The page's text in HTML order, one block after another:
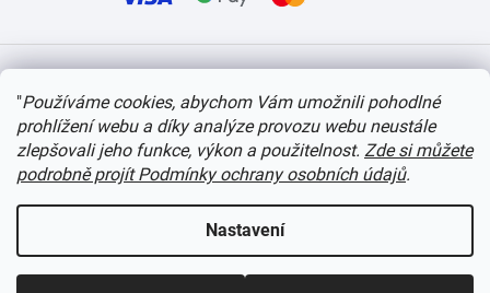
"Používáme cookies, abychom Vám umožnili pohodlné
prohlížení webu a díky analýze provozu webu neustále
zlepšovali jeho funkce, výkon a použitelnost. Zde si můžete
podrobně projít Podmínky ochrany osobních údajů.
Nastavení
Copyright 2026itvlaky.cz . Všechna práva vyhrazena. Upravit nastavení cookies